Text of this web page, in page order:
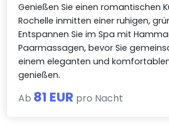
Genießen Sie einen romantischen
Rochelle inmitten einer ruhigen,
Entspannen Sie im Spa mit
Paarmassagen, bevor Sie
einem eleganten und
genießen.
Ab 81 EUR pro Nacht